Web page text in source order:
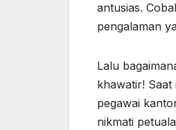
antusias.
pengalaman
Lalu
khawatir!
pegawai
nikmati